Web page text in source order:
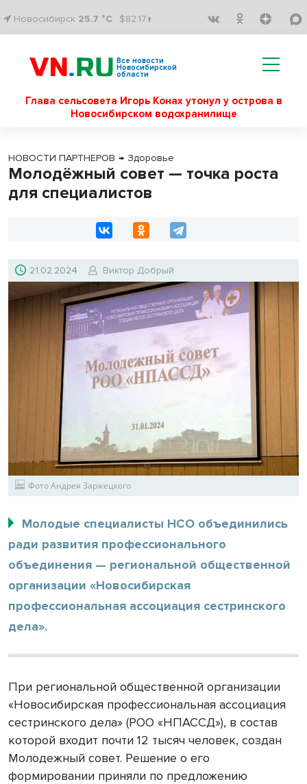
Новосибирск 25.7 °C $82.17↑
Все новости
Новосибирской
области
Глава сельсовета Игорь Конах утонул у острова в
Новосибирском водохранилище
НОВОСТИ ПАРТНЕРОВ → Здоровье
Молодёжный совет — точка роста
для специалистов
21.02.2024 Виктор Добрый
Фото Андрея Заржецкого
Молодые специалисты НСО объединились
ради развития профессионального
объединения — региональной общественной
организации «Новосибирская
профессиональная ассоциация сестринского
дела».
При региональной общественной организации
«Новосибирская профессиональная ассоциация
сестринского дела» (РОО «НПАССД»), в состав
которой входит почти 12 тысяч человек, создан
Молодежный совет. Решение о его
формировании приняли по предложению